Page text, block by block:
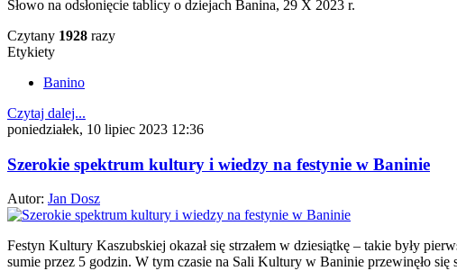
Słowo na odsłonięcie tablicy o dziejach Banina, 29 X 2023 r.
Czytany 1928 razy
Etykiety
Banino
Czytaj dalej...
poniedziałek, 10 lipiec 2023 12:36
Szerokie spektrum kultury i wiedzy na festynie w Baninie
Autor: Jan Dosz
Festyn Kultury Kaszubskiej okazał się strzałem w dziesiątkę – takie były
sumie przez 5 godzin. W tym czasie na Sali Kultury w Baninie przewinęło